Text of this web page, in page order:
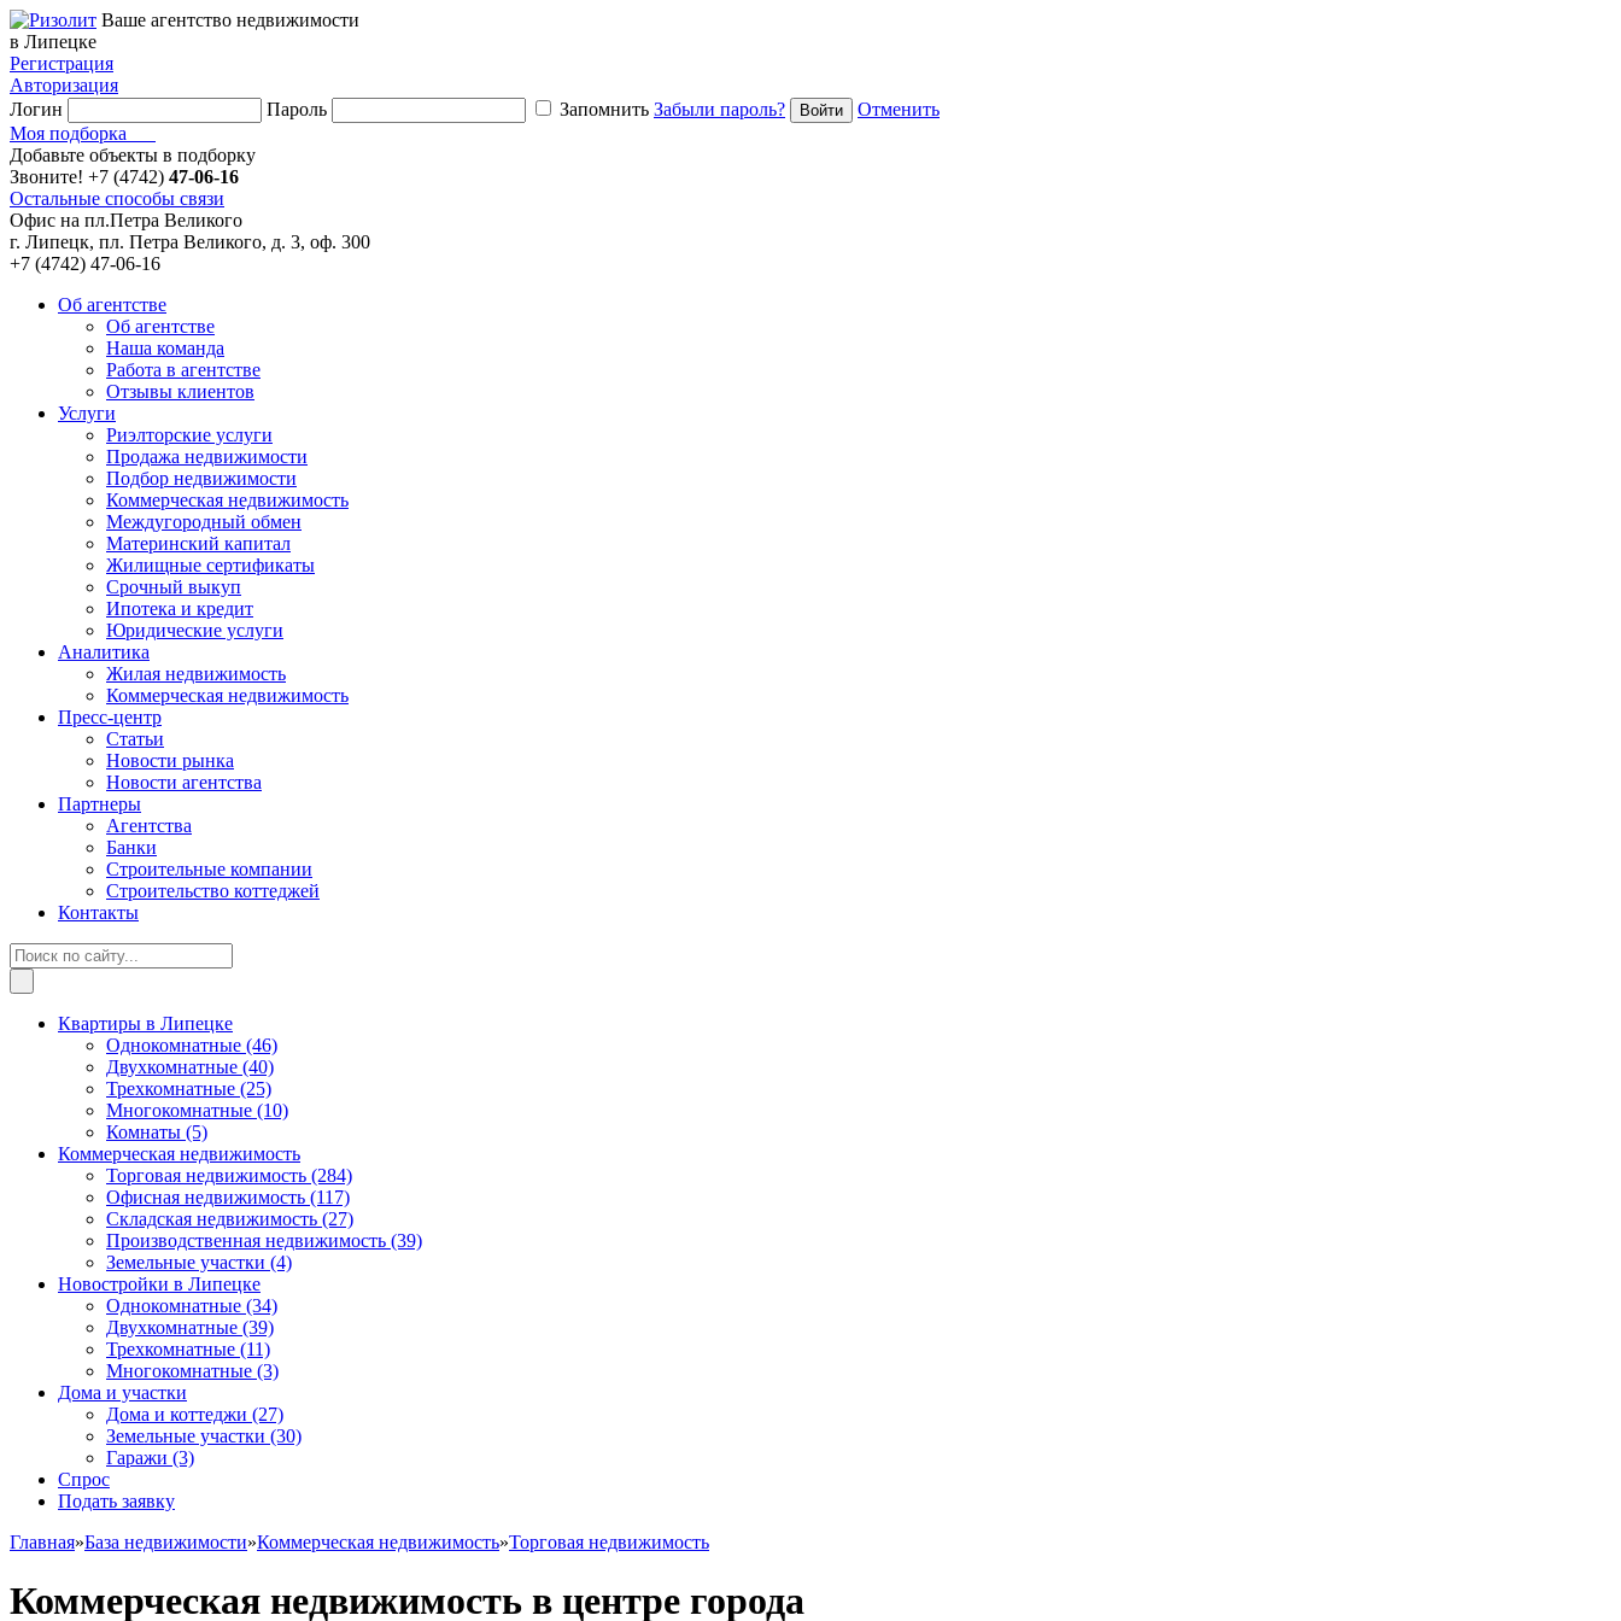
Ваше агентство недвижимости
в Липецке
Регистрация
Авторизация
Логин
Пароль Запомнить Забыли пароль?
Отменить
Моя подборка
Добавьте объекты в подборку
Звоните! +7 (4742) 47-06-16
Остальные способы связи
Офис на пл.Петра Великого
г. Липецк, пл. Петра Великого, д. 3, оф. 300
+7 (4742) 47-06-16
Об агентстве
Об агентстве
Наша команда
Работа в агентстве
Отзывы клиентов
Услуги
Риэлторские услуги
Продажа недвижимости
Подбор недвижимости
Коммерческая недвижимость
Междугородный обмен
Материнский капитал
Жилищные сертификаты
Срочный выкуп
Ипотека и кредит
Юридические услуги
Аналитика
Жилая недвижимость
Коммерческая недвижимость
Пресс-центр
Статьи
Новости рынка
Новости агентства
Партнеры
Агентства
Банки
Строительные компании
Строительство коттеджей
Контакты
Квартиры в Липецке
Однокомнатные (46)
Двухкомнатные (40)
Трехкомнатные (25)
Многокомнатные (10)
Комнаты (5)
Коммерческая недвижимость
Торговая недвижимость (284)
Офисная недвижимость (117)
Складская недвижимость (27)
Производственная недвижимость (39)
Земельные участки (4)
Новостройки в Липецке
Однокомнатные (34)
Двухкомнатные (39)
Трехкомнатные (11)
Многокомнатные (3)
Дома и участки
Дома и коттеджи (27)
Земельные участки (30)
Гаражи (3)
Спрос
Подать заявку
Главная»База недвижимости»Коммерческая недвижимость»Торговая недвижимость
Коммерческая недвижимость в центре города